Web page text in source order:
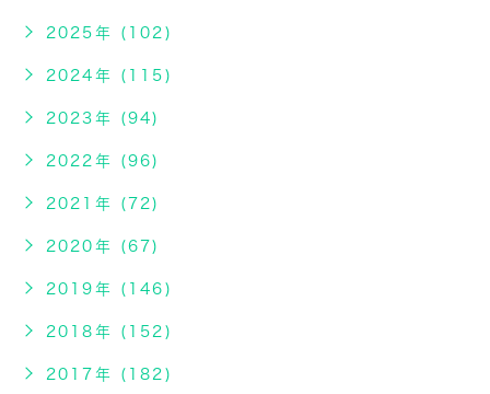
2025年 (102)
2024年 (115)
2023年 (94)
2022年 (96)
2021年 (72)
2020年 (67)
2019年 (146)
2018年 (152)
2017年 (182)